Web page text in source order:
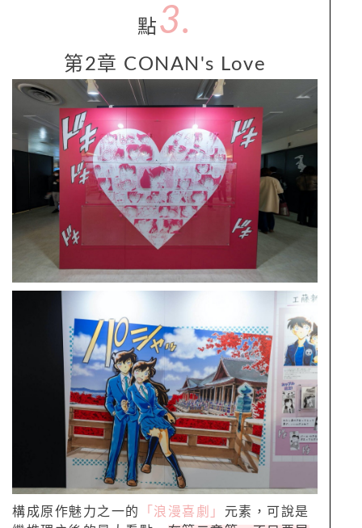
點 3.
第2章 CONAN's Love
構成原作魅力之一的 「浪漫喜劇」 元素，可說是